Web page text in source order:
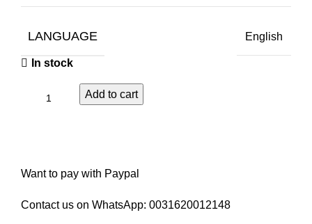
LANGUAGE English
In stock
Add to cart
Want to pay with Paypal
Contact us on WhatsApp: 0031620012148